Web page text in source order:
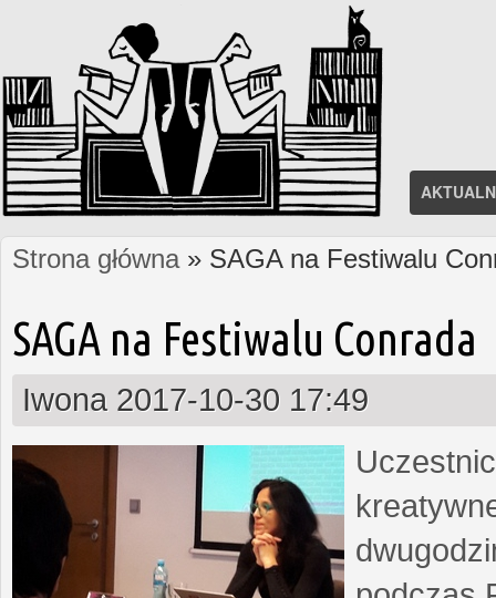
Jesteś tutaj
Strona główna» SAGA na Festiwalu
SAGA na Festiwalu Conrada
Iwona 2017-10-30 17:49